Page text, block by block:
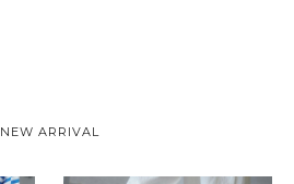
NEW ARRIVAL